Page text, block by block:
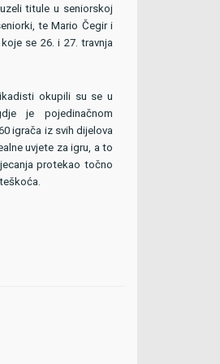
titule u seniorskoj
te Mario Čegir i
se 26. i 27. travnja
okupili su se u
je pojedinačnom
igrača iz svih dijelova
uvjete za igru, a to
protekao točno